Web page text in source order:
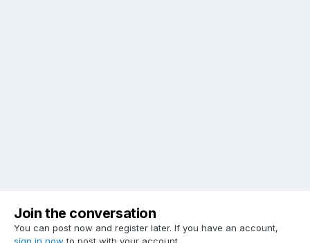
Join the conversation
You can post now and register later. If you have an account,